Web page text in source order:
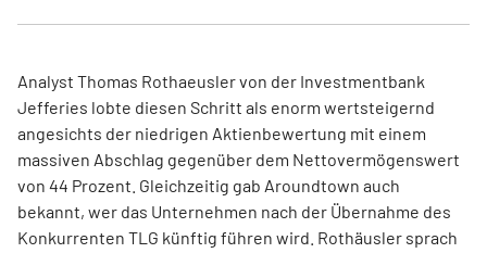
Analyst Thomas Rothaeusler von der Investmentbank
Jefferies lobte diesen Schritt als enorm wertsteigernd
angesichts der niedrigen Aktienbewertung mit einem
massiven Abschlag gegenüber dem Nettovermögenswert
von 44 Prozent. Gleichzeitig gab Aroundtown auch
bekannt, wer das Unternehmen nach der Übernahme des
Konkurrenten TLG künftig führen wird. Rothäusler sprach